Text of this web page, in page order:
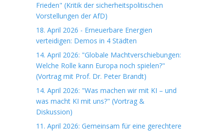
Frieden" (Kritik der sicherheitspolitischen
Vorstellungen der AfD)
18. April 2026 - Erneuerbare Energien
verteidigen: Demos in 4 Städten
14. April 2026: "Globale Machtverschiebungen:
Welche Rolle kann Europa noch spielen?"
(Vortrag mit Prof. Dr. Peter Brandt)
14. April 2026: "Was machen wir mit KI – und
was macht KI mit uns?" (Vortrag &
Diskussion)
11. April 2026: Gemeinsam für eine gerechtere